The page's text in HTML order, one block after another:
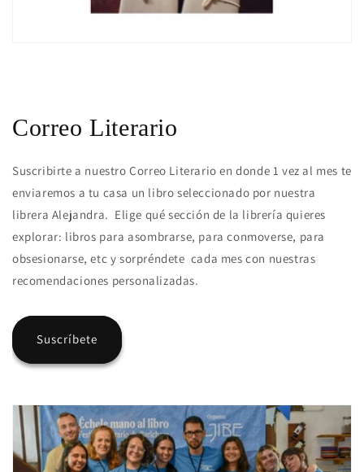
Correo Literario
Suscribirte a nuestro Correo Literario en donde 1 vez al mes te
enviaremos a tu casa un libro seleccionado por nuestra
librera Alejandra. Elige qué sección de la librería quieres
explorar: libros para asombrarse, para conmoverse, para
obsesionarse, etc y sorpréndete cada mes con nuestras
recomendaciones personalizadas.
Suscríbete